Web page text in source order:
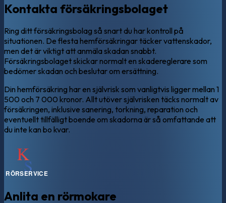
Kontakta försäkringsbolaget
Ring ditt försäkringsbolag så snart du har kontroll på
situationen. De flesta hemförsäkringar täcker vattenskador,
men det är viktigt att anmäla skadan snabbt.
Försäkringsbolaget skickar normalt en skadereglerare som
bedömer skadan och beslutar om ersättning.
Din hemförsäkring har en självrisk som vanligtvis ligger mellan 1
500 och 7 000 kronor. Allt utöver självrisken täcks normalt av
försäkringen, inklusive sanering, torkning, reparation och
eventuellt tillfälligt boende om skadorna är så omfattande att
du inte kan bo kvar.
Anlita en rörmokare